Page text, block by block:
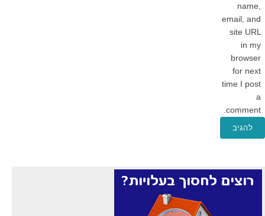
name,
email, and
site URL
in my
browser
for next
time I post
a
comment.